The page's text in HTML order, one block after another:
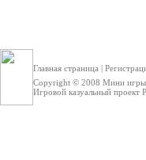
Главная страница |
Copyright © 2008 Мини игры
Игровой казуальный проект